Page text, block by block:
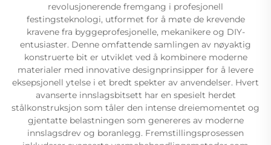
revolusjonerende fremgang i profesjonell
festingsteknologi, utformet for å møte de krevende
kravene fra byggeprofesjonelle, mekanikere og DIY-
entusiaster. Denne omfattende samlingen av nøyaktig
konstruerte bit er utviklet ved å kombinere moderne
materialer med innovative designprinsipper for å levere
eksepsjonell ytelse i et bredt spekter av anvendelser. Hvert
avanserte innslagsbitsett har en spesielt herdet
stålkonstruksjon som tåler den intense dreiemomentet og
gjentatte belastningen som genereres av moderne
innslagsdrev og boranlegg. Fremstillingsprosessen